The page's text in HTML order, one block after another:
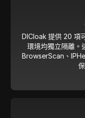
DICloak 提供 20 項
環境均獨立隔離。
BrowserScan、